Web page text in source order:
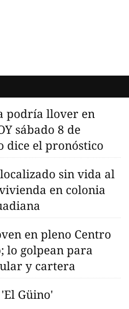
podría llover en
sábado 8 de
dice el pronóstico
sin vida al
en colonia
en pleno Centro
lo golpean para
y cartera
Güino'